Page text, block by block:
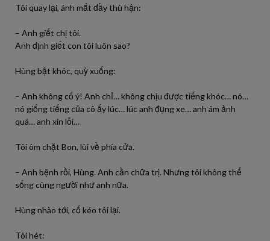
Tôi quay lại, ánh mắt đầy thù hận:
– Anh giết chị tôi.
Anh định giết con tôi luôn sao?
Hùng bật khóc, quỳ xuống:
– Anh không cố ý! Anh chỉ… không chịu được tiếng khóc… nó…
nó giống tiếng của cô ấy lúc… lúc anh đụng xe… anh ám ảnh
quá… anh xin lỗi…
Tôi ôm chặt Bon, lùi về phía cửa.
– Anh bệnh rồi, Hùng. Anh cần chữa trị. Nhưng tôi không thể
sống cùng người như anh nữa.
Hùng nhào tới, cố kéo tôi lại.
Tôi hét: